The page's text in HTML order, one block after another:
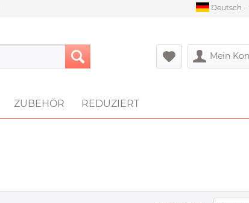
Deutsch
Mein
ZUBEHÖR REDUZIERT